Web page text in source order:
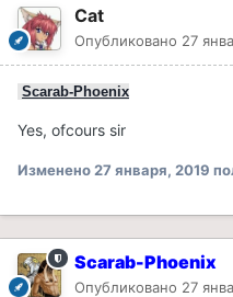
Cat
Опубликовано 27
Scarab-Phoenix
Yes, ofcours sir
Изменено 27 января, 2019
Scarab-Phoenix
Опубликовано 27